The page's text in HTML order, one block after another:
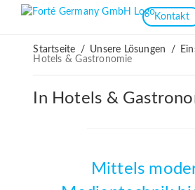
Kontakt
Startseite / Unsere Lösungen /
Hotels & Gastronomie
In Hotels &
Mittels